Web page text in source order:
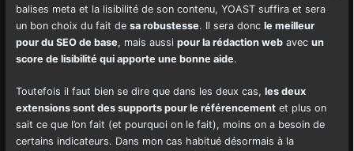
balises meta et la lisibilité de son contenu, YOAST suffira et sera
un bon choix du fait de sa robustesse. Il sera donc le meilleur
pour du SEO de base, mais aussi pour la rédaction webavec un
score de lisibilité qui apporte une bonne aide.
Toutefois il faut bien se dire que dans les deux cas, les deux
extensions sont des supports pour le référencementet plus on
sait ce que l’on fait (et pourquoi on le fait), moins on a besoin de
certains indicateurs. Dans mon cas habitué désormais à la